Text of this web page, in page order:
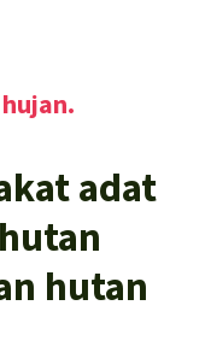
adat
hutan